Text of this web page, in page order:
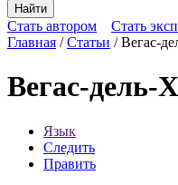
Найти
Стать автором
Стать
Главная /Статьи /Вегас-
Вегас-дель-
Язык
Следить
Править